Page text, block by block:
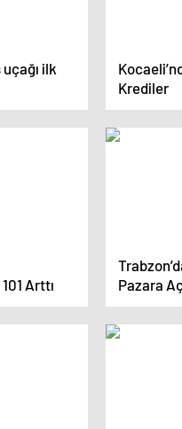
ilk
Krediler
Arttı
Pazara